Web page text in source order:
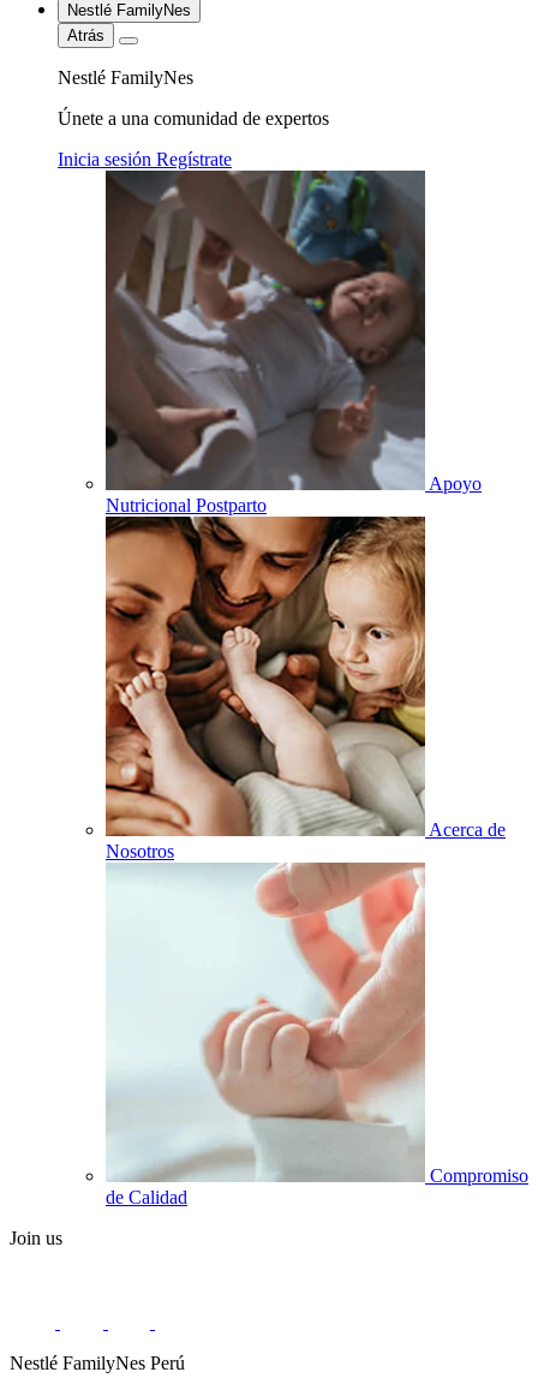
Nestlé FamilyNes
Atrás
Nestlé FamilyNes
Únete a una comunidad de expertos
Inicia sesión Regístrate
Apoyo
Nutricional Postparto
Acerca de
Nosotros
Compromiso
de Calidad
Join us
Nestlé FamilyNes Perú